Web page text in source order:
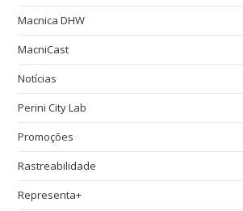
Macnica DHW
MacniCast
Notícias
Perini City Lab
Promoções
Rastreabilidade
Representa+